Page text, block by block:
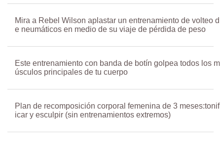
Mira a Rebel Wilson aplastar un entrenamiento de volteo d
e neumáticos en medio de su viaje de pérdida de peso
Este entrenamiento con banda de botín golpea todos los m
úsculos principales de tu cuerpo
Plan de recomposición corporal femenina de 3 meses:tonif
icar y esculpir (sin entrenamientos extremos)